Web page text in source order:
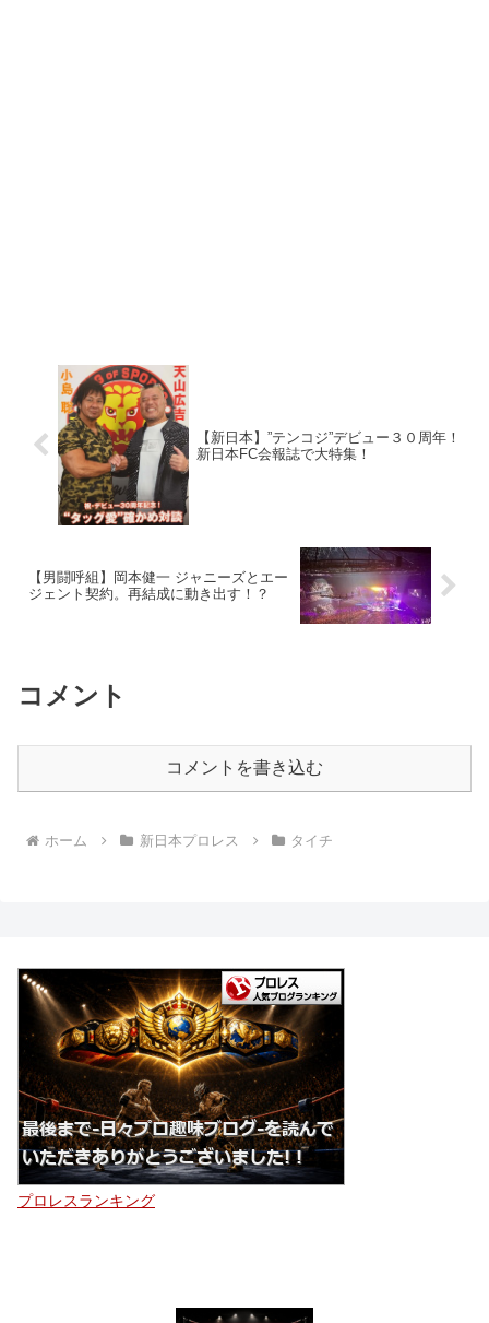
【新日本】”テンコジ”デビュー３０周年！
新日本FC会報誌で大特集！
【男闘呼組】岡本健一 ジャニーズとエー
ジェント契約。再結成に動き出す！？
コメント
コメントを書き込む
ホーム 新日本プロレス タイチ
プロレスランキング